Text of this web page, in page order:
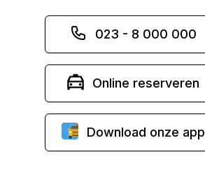
023 - 8 000 000
Online reserveren
Download onze app